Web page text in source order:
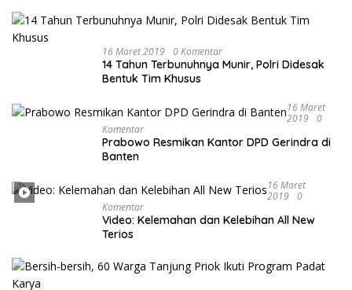
Pengadilan Negeri Jakarta Pusat
16 Maret 2019 0 Komentar
14 Tahun Terbunuhnya Munir, Polri Didesak
Bentuk Tim Khusus
16 Maret
2019 0
Komentar
Prabowo Resmikan Kantor DPD Gerindra di
Banten
16 Maret
2019 0
Komentar
Video: Kelemahan dan Kelebihan All New
Terios